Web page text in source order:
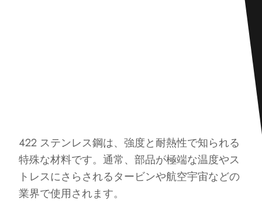
422 ステンレス鋼は、強度と耐熱性で知られる
特殊な材料です。通常、部品が極端な温度やス
トレスにさらされるタービンや航空宇宙などの
業界で使用されます。